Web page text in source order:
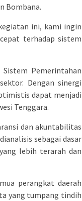
Bombana.
ini, kami ingin
terhadap sistem
Pemerintahan
Dengan sinergi
dapat menjadi
Tenggara.
dan akuntabilitas
sebagai dasar
lebih terarah dan
perangkat daerah
yang tumpang tindih